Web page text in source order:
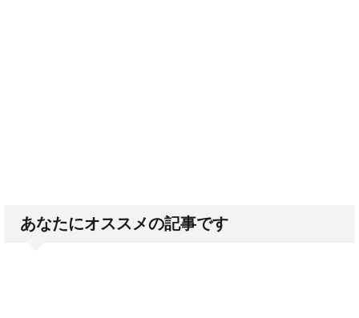
あなたにオススメの記事です